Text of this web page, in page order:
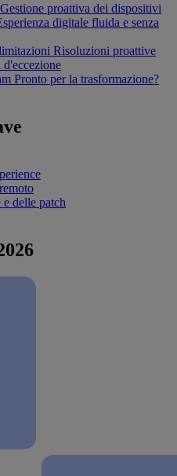
Gestione proattiva dei dispositivi
digitale fluida e senza
Risoluzioni proattive
Pronto per la trasformazione?
delle patch